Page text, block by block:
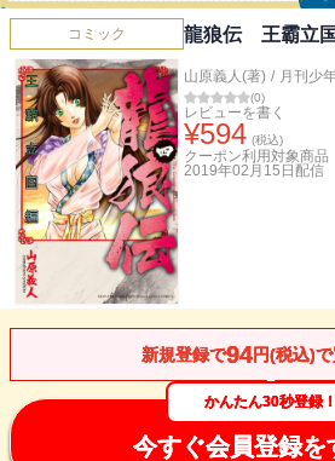
コミック 龍狼伝 王霸立国
山原義人(著) / 月刊少
(0)
レビューを書く
¥594 (税込)
クーポン利用対象商品
2019年02月15日 配信
新規登録で94円(税込)で
かんたん30秒登録！
今すぐ会員登録を